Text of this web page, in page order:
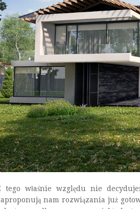
tego właśnie względu nie
nam rozwiązania już